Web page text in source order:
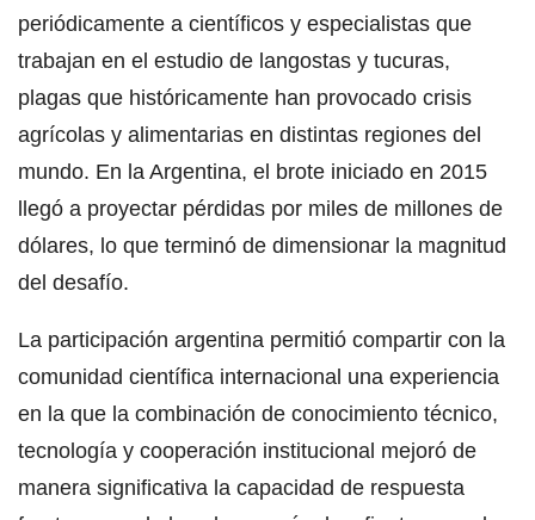
periódicamente a científicos y especialistas que
trabajan en el estudio de langostas y tucuras,
plagas que históricamente han provocado crisis
agrícolas y alimentarias en distintas regiones del
mundo. En la Argentina, el brote iniciado en 2015
llegó a proyectar pérdidas por miles de millones de
dólares, lo que terminó de dimensionar la magnitud
del desafío.
La participación argentina permitió compartir con la
comunidad científica internacional una experiencia
en la que la combinación de conocimiento técnico,
tecnología y cooperación institucional mejoró de
manera significativa la capacidad de respuesta